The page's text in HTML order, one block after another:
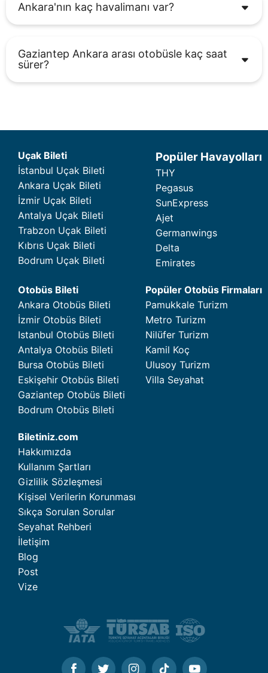
Ankara'nın kaç havalimanı var?
Gaziantep Ankara arası otobüsle kaç saat
sürer?
Uçak Bileti
İstanbul Uçak Bileti
Ankara Uçak Bileti
İzmir Uçak Bileti
Antalya Uçak Bileti
Trabzon Uçak Bileti
Kıbrıs Uçak Bileti
Bodrum Uçak Bileti
Popüler Havayolları
THY
Pegasus
SunExpress
Ajet
Germanwings
Delta
Emirates
Otobüs Bileti
Ankara Otobüs Bileti
İzmir Otobüs Bileti
Istanbul Otobüs Bileti
Antalya Otobüs Bileti
Bursa Otobüs Bileti
Eskişehir Otobüs Bileti
Gaziantep Otobüs Bileti
Bodrum Otobüs Bileti
Popüler Otobüs Firmaları
Pamukkale Turizm
Metro Turizm
Nilüfer Turizm
Kamil Koç
Ulusoy Turizm
Villa Seyahat
Biletiniz.com
Hakkımızda
Kullanım Şartları
Gizlilik Sözleşmesi
Kişisel Verilerin Korunması
Sıkça Sorulan Sorular
Seyahat Rehberi
İletişim
Blog
Post
Vize